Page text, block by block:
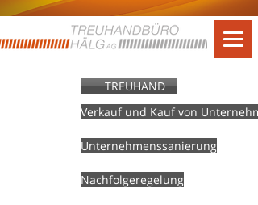
TREUHAND
Verkauf und Kauf von
Unternehmenssanierung
Nachfolgeregelung